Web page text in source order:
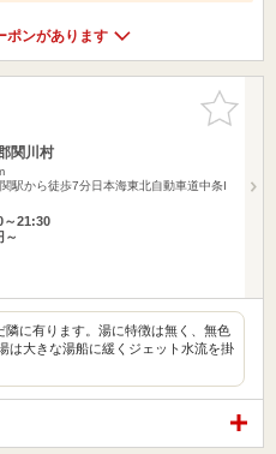
ポンがあります
お気に入
りに追加
関川村
駅から徒歩7分日本海東北自動車道中条I
～21:30
～
に有ります。湯に特徴は無く、無色
は大きな湯船に緩くジェット水流を掛